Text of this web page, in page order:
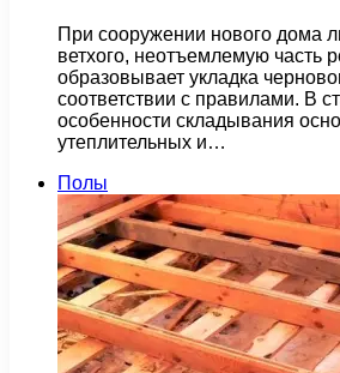
При сооружении нового дома
ветхого, неотъемлемую часть
образовывает укладка
соответствии с правилами. В
особенности складывания
утеплительных и…
Полы